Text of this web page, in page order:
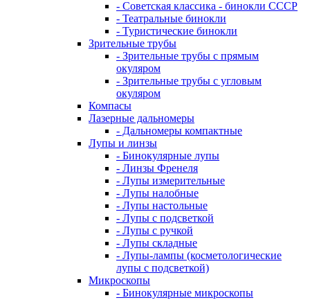
- Советская классика - бинокли СССР
- Театральные бинокли
- Туристические бинокли
Зрительные трубы
- Зрительные трубы с прямым
окуляром
- Зрительные трубы с угловым
окуляром
Компасы
Лазерные дальномеры
- Дальномеры компактные
Лупы и линзы
- Бинокулярные лупы
- Линзы Френеля
- Лупы измерительные
- Лупы налобные
- Лупы настольные
- Лупы с подсветкой
- Лупы с ручкой
- Лупы складные
- Лупы-лампы (косметологические
лупы с подсветкой)
Микроскопы
- Бинокулярные микроскопы